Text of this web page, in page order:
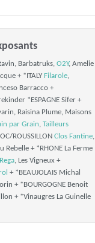
Barbatruks, O2Y, Amelie
+ *ITALY Filarole,
Barracco +
*ESPAGNE Sifer +
Raisina Plume, Maisons
par Grain, Tailleurs
ROUSSILLON Clos Fantine,
Rebelle + *RHONE La Ferme
, Les Vigneux +
+ *BEAUJOLAIS Michal
+ *BOURGOGNE Benoit
+ *Vinaugres La Guinelle